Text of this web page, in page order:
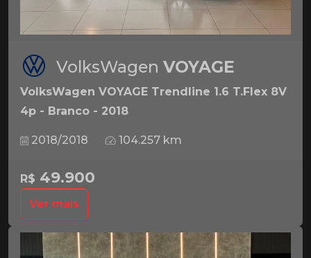
VolksWagen VOYAGE
VolksWagen VOYAGE Trendline 1.6 T.Flex 8V
4p - Branco - 2018
2018/2018 104.257 km
R$ 49.900
Ver mais